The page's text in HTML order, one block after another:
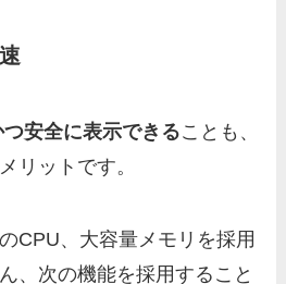
安全に表示できることも、
リットです。
CPU、大容量メモリを採用
、次の機能を採用すること